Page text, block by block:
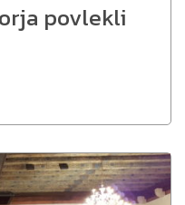
povlekli